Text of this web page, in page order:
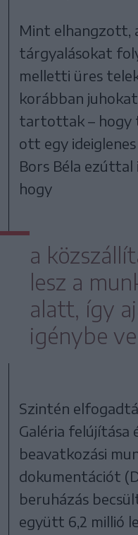
Mint elhangzott,
tárgyalásokat
melletti üres
korábban
tartottak – hogy
ott egy
Bors Béla
hogy
a
lesz a
alatt, így
igénybe
Szintén
Galéria felújítása
beavatkozási
dokumentációt
beruházás
együtt 6,2 millió